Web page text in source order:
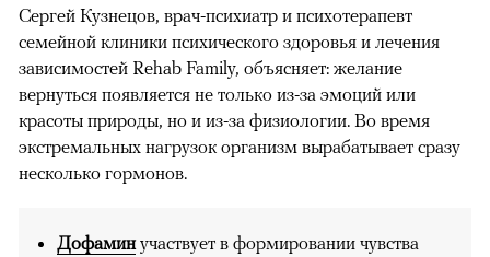
Сергей Кузнецов, врач-психиатр и психотерапевт
семейной клиники психического здоровья и лечения
зависимостей Rehab Family, объясняет: желание
вернуться появляется не только из-за эмоций или
красоты природы, но и из-за физиологии. Во время
экстремальных нагрузок организм вырабатывает сразу
несколько гормонов.
Дофаминучаствует в формировании чувства